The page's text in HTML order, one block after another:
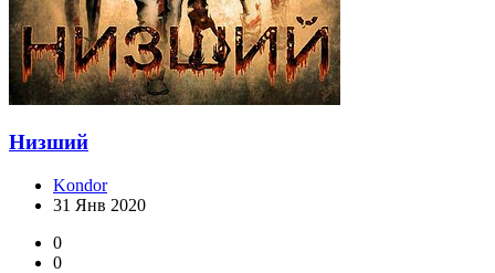
Низший
Kondor
31 Янв 2020
0
0